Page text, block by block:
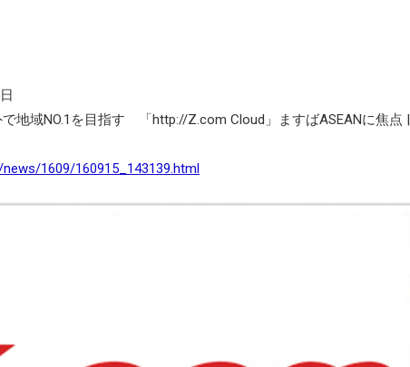
地域NO.1を目指す 「http://Z.com Cloud」ますばASEANに焦点 |
1609/160915_143139.html